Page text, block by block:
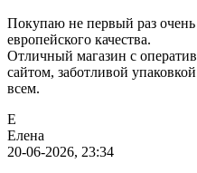
Покупаю не первый раз
европейского качества.
Отличный магазин с
сайтом, заботливой
всем.
Е
Елена
20-06-2026, 23:34